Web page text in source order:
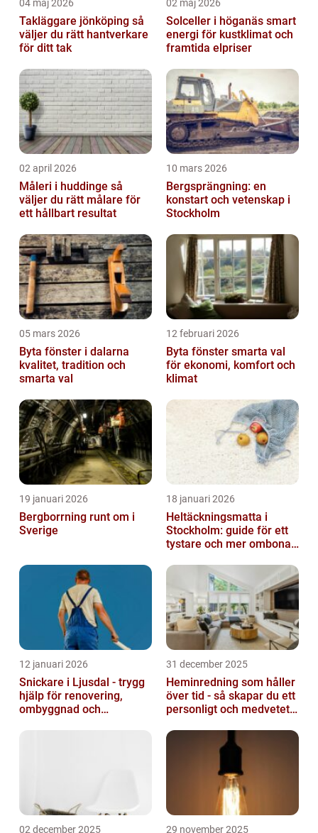
04 maj 2026
Takläggare jönköping så
väljer du rätt hantverkare
för ditt tak
02 maj 2026
Solceller i höganäs smart
energi för kustklimat och
framtida elpriser
02 april 2026
Måleri i huddinge så
väljer du rätt målare för
ett hållbart resultat
10 mars 2026
Bergsprängning: en
konstart och vetenskap i
Stockholm
05 mars 2026
Byta fönster i dalarna
kvalitet, tradition och
smarta val
12 februari 2026
Byta fönster smarta val
för ekonomi, komfort och
klimat
19 januari 2026
Bergborrning runt om i
Sverige
18 januari 2026
Heltäckningsmatta i
Stockholm: guide för ett
tystare och mer ombonat
12 januari 2026
Snickare i Ljusdal - trygg
hjälp för renovering,
ombyggnad och
31 december 2025
Heminredning som håller
över tid - så skapar du ett
personligt och medvetet
02 december 2025 29 november 2025